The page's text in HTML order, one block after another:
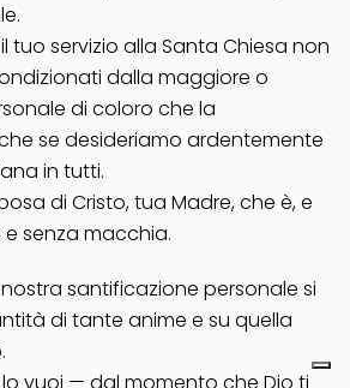
tuo servizio alla Santa Chiesa non
dalla maggiore o
di coloro che la
se desideriamo ardentemente
in tutti.
di Cristo, tua Madre, che è, e
senza macchia.
santificazione personale si
di tante anime e su quella